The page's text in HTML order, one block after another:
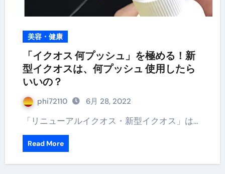
美容・健康
「イクオス 何プッシュ」を極める！新
型イクオスは、何プッシュ 使用したら
いいの？
phi72110 6月 28, 2022
「リニューアルイクオス・新型イクオス」は…
Read More